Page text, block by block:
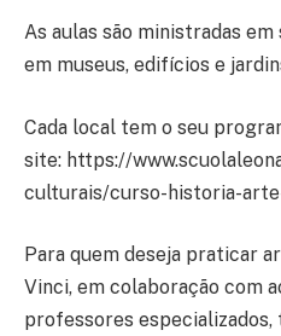
As aulas são ministradas
em museus, edifícios e
Cada local tem o seu
site: https://
culturais/curso-historia-
Para quem deseja praticar
Vinci, em colaboração com
professores